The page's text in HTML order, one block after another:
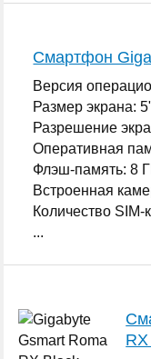
Смартфон
Версия
Размер экрана:
Разрешение
Оперативная
Флэш-память: 8
Встроенная
Количество SIM-
...